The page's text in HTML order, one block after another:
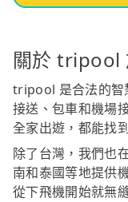
關於 tripool
tripool 是合法的智
接送、包車和機場
全家出遊，都能找
除了台灣，我們也
南和泰國等地提供
從下飛機開始就無